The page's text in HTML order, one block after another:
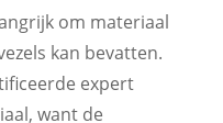
om materiaal
kan bevatten.
expert
want de